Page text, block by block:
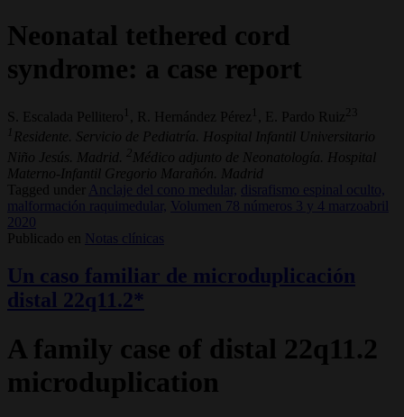
Neonatal tethered cord
syndrome: a case report
S. Escalada Pellitero 1 , R. Hernández Pérez 1 , E. Pardo Ruiz 23
1 Residente. Servicio de Pediatría. Hospital Infantil Universitario
Niño Jesús. Madrid.
2 Médico adjunto de Neonatología. Hospital
Materno-Infantil Gregorio Marañón. Madrid
Tagged under
Anclaje del cono medular,
disrafismo espinal oculto,
malformación raquimedular,
Volumen 78 números 3 y 4 marzoabril
2020
Publicado en
Notas clínicas
Un caso familiar de microduplicación
distal 22q11.2*
A family case of distal 22q11.2
microduplication